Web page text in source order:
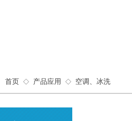
首页 ◇ 产品应用 ◇ 空调、冰洗